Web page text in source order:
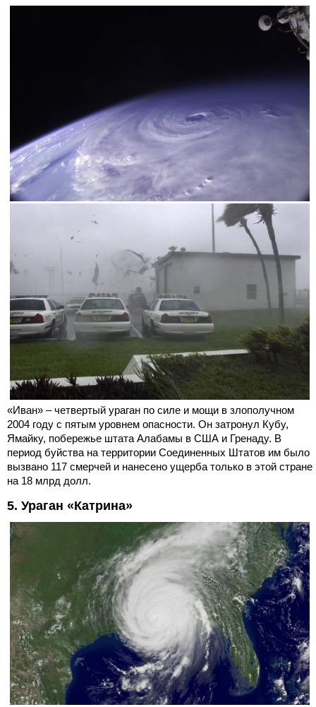
«Иван» – четвертый ураган по силе и мощи в злополучном
2004 году с пятым уровнем опасности. Он затронул Кубу,
Ямайку, побережье штата Алабамы в США и Гренаду. В
период буйства на территории Соединенных Штатов им было
вызвано 117 смерчей и нанесено ущерба только в этой стране
на 18 млрд долл.
5. Ураган «Катрина»